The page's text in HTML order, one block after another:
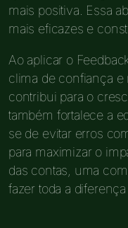
mais positiva. Essa
mais eficazes e
Ao aplicar o
clima de confiança e
contribui para o
também fortalece a
se de evitar erros
para maximizar o
das contas, uma
fazer toda a